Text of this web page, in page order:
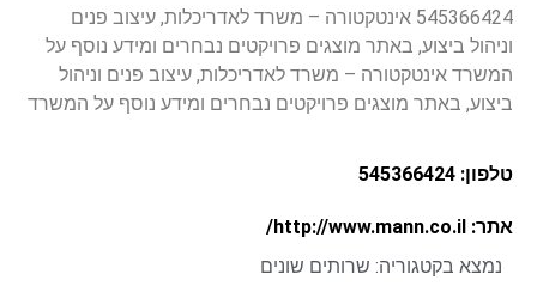
545366424 אינטקטורה – משרד לאדריכלות, עיצוב פנים
וניהול ביצוע, באתר מוצגים פרויקטים נבחרים ומידע נוסף על
המשרד אינטקטורה – משרד לאדריכלות, עיצוב פנים וניהול
ביצוע, באתר מוצגים פרויקטים נבחרים ומידע נוסף על המשרד
טלפון: 545366424
אתר: http://www.mann.co.il/
נמצא בקטגוריה: שרותים שונים